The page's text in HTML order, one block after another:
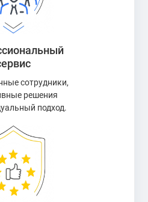
сотрудники,
решения
подход.